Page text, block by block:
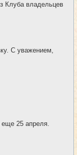
Клуба владельцев
С уважением,
еще 25 апреля.